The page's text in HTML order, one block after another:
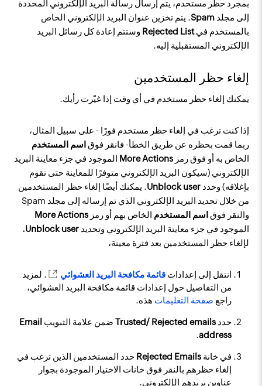
بمجرد حظر مستخدم، يتم إرسال رسالة البريد الإلكتروني المحددة
إلى مجلدSpam. يتم تخزين عنوان البريد الإلكتروني الخاص
بالمستخدم فيRejected List وستتم إعادة كل رسائل البريد
الإلكتروني المستقبلية إليه.
إلغاء حظر المستخدمين
يمكنك إلغاء حظر مستخدم في أي وقت إذا غيّرت رأيك.
إذا كنت ترغب في إلغاء حظر مستخدم فورًا - على سبيل المثال،
ربما قمت بحظره عن طريق الخطأ- فانقر فوق اسم المستخدم
الخاص به أو فوق رمزMore Actions الموجود في جزء معاينة البريد
الإلكتروني (سيكون البريد الإلكتروني متوفرًا للمعاينة حتى تقوم
بإغلاقه) وحددUnblock user. يمكنك أيضًا إلغاء حظر المستخدمين
من خلال تحديد البريد الإلكتروني الذي تم إرساله إلى مجلد Spam
والنقر فوق اسم المستخدم الخاص بهم أو رمزMore Actions
الموجود في جزء معاينة البريد الإلكتروني وتحديدUnblock user.
لإلغاء حظر المستخدمين بعد فترة معينة،
انتقل إلى إعداداتقائمة مكافحة البريد العشوائي
. لمزيد
من التفاصيل حول إعدادات قائمة مكافحة البريد العشوائي،
راجع صفحة التعليمات هذه.
حددTrusted/ Rejected emails ضمن علامة التبويب Email
address
.
في خانةRejected Emails حدد المستخدمين الذين ترغب في
إلغاء حظرهم بالنقر فوق خانات الاختيار الموجودة بجوار
عناوين بريدهم الإلكتروني.